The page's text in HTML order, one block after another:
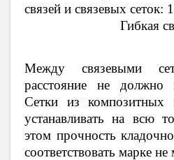
связей и связевых сеток:
Гибкая
Между связевыми
расстояние не
Сетки из композитных
устанавливать на всю
этом прочность
соответствовать марке